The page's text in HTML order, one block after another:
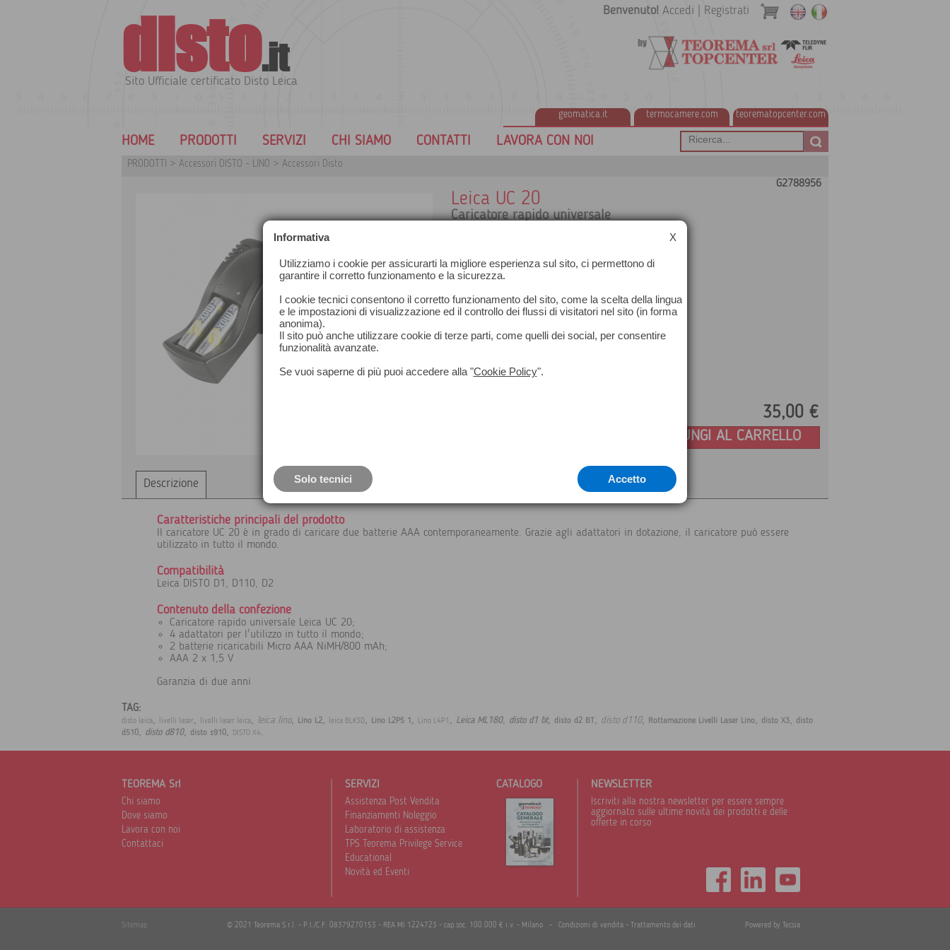
disto.it
Sito Ufficiale certificato Disto Leica
geomatica.it termocamere.com teorematopcenter.com
Benvenuto! Accedi Registrati
HOME PRODOTTI SERVIZI CHI SIAMO CONTATTI LAVORA CON NOI
PRODOTTI > Accessori DISTO - LINO > Accessori Disto
G2788956
Leica UC 20
Caricatore rapido universale
35,00 €
AGGIUNGI AL CARRELLO
Descrizione
Caratteristiche principali del prodotto
Il caricatore UC 20 è in grado di caricare due batterie AAA contemporaneamente. Grazie agli adattatori in dotazione, il caricatore può essere
utilizzato in tutto il mondo.
Compatibilità
Leica DISTO D1, D110, D2
Contenuto della confezione
Caricatore rapido universale Leica UC 20;
4 adattatori per l'utilizzo in tutto il mondo;
2 batterie ricaricabili Micro AAA NiMH/800 mAh;
AAA 2 x 1,5 V
Garanzia di due anni
TAG:
disto leica, livelli laser, livelli laser leica, leica lino, Lino L2, leica BLK3D, Lino L2P5 1 , Lino L4P1 , Leica ML180, disto d1 bt, disto d2 BT, disto d110, Rottamazione Livelli Laser Lino, disto X3, disto
d510, disto d810, disto s910, DISTO X4.
TEOREMA Srl
Chi siamo
Dove siamo
Lavora con noi
Contattaci
SERVIZI
Assistenza Post Vendita
Finanziamenti Noleggio
Laboratorio di assistenza
TPS Teorema Privilege Service
Educational
Novità ed Eventi
CATALOGO NEWSLETTER
Iscriviti alla nostra newsletter per essere sempre
aggiornato sulle ultime novità dei prodotti e delle
offerte in corso
Sitemap © 2021 Teorema S.r.l. - P.I./C.F. 08379270153 - REA MI 1224723 - cap.soc. 100.000 € i.v. - Milano - Condizioni di vendita- Trattamento dei dati Powered by Tecsia
Informativa X
Utilizziamo i cookie per assicurarti la migliore esperienza sul sito, ci permettono di
garantire il corretto funzionamento e la sicurezza.
I cookie tecnici consentono il corretto funzionamento del sito, come la scelta della lingua
e le impostazioni di visualizzazione ed il controllo dei flussi di visitatori nel sito (in forma
anonima).
Il sito può anche utilizzare cookie di terze parti, come quelli dei social, per consentire
funzionalità avanzate.
Se vuoi saperne di più puoi accedere alla "Cookie Policy".
Solo tecnici Accetto